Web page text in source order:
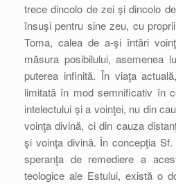
trece dincolo de zei şi dincolo
însuşi pentru sine zeu, cu
Toma, calea de a-şi întări
măsura posibilului, asemenea
puterea infinită. În viaţa
limitată în mod semnificativ în
intelectului şi a voinţei, nu din
voinţa divină, ci din cauza
şi voinţa divină. În concepţia
speranţa de remediere a
teologice ale Estului, există o